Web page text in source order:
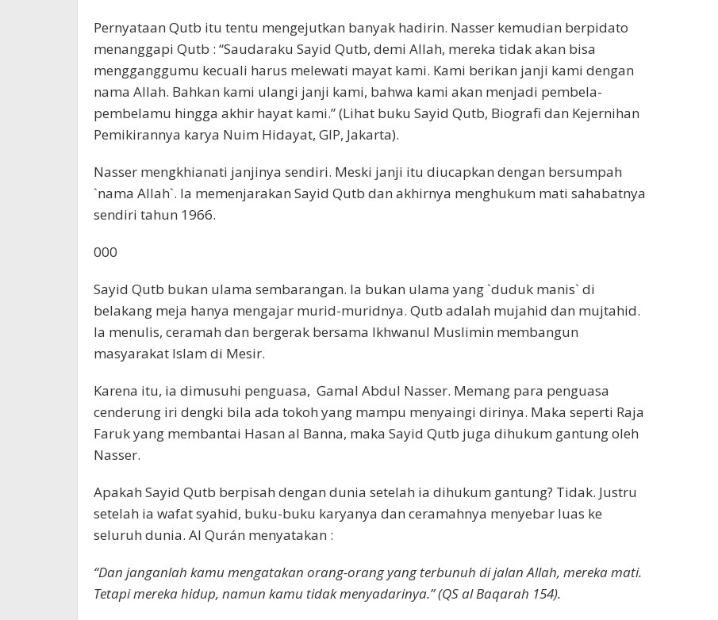
Pernyataan Qutb itu tentu mengejutkan banyak hadirin. Nasser kemudian berpidato
menanggapi Qutb : “Saudaraku Sayid Qutb, demi Allah, mereka tidak akan bisa
mengganggumu kecuali harus melewati mayat kami. Kami berikan janji kami dengan
nama Allah. Bahkan kami ulangi janji kami, bahwa kami akan menjadi pembela-
pembelamu hingga akhir hayat kami.” (Lihat buku Sayid Qutb, Biografi dan Kejernihan
Pemikirannya karya Nuim Hidayat, GIP, Jakarta).
Nasser mengkhianati janjinya sendiri. Meski janji itu diucapkan dengan bersumpah
`nama Allah`. Ia memenjarakan Sayid Qutb dan akhirnya menghukum mati sahabatnya
sendiri tahun 1966.
000
Sayid Qutb bukan ulama sembarangan. Ia bukan ulama yang `duduk manis` di
belakang meja hanya mengajar murid-muridnya. Qutb adalah mujahid dan mujtahid.
Ia menulis, ceramah dan bergerak bersama Ikhwanul Muslimin membangun
masyarakat Islam di Mesir.
Karena itu, ia dimusuhi penguasa, Gamal Abdul Nasser. Memang para penguasa
cenderung iri dengki bila ada tokoh yang mampu menyaingi dirinya. Maka seperti Raja
Faruk yang membantai Hasan al Banna, maka Sayid Qutb juga dihukum gantung oleh
Nasser.
Apakah Sayid Qutb berpisah dengan dunia setelah ia dihukum gantung? Tidak. Justru
setelah ia wafat syahid, buku-buku karyanya dan ceramahnya menyebar luas ke
seluruh dunia. Al Qurán menyatakan :
“Dan janganlah kamu mengatakan orang-orang yang terbunuh di jalan Allah, mereka mati.
Tetapi mereka hidup, namun kamu tidak menyadarinya.” (QS al Baqarah 154).